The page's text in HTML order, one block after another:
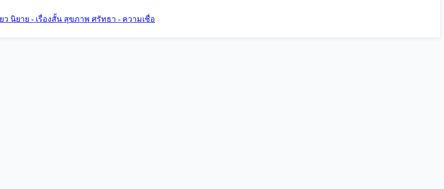
ว นิยาย - เรื่องสั้น สุขภาพ ศรัทธา - ความเชื่อ